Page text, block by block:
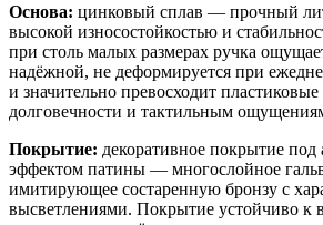
Основа: цинковый сплав — прочный
высокой износостойкостью и
при столь малых размерах ручка
надёжной, не деформируется при
и значительно превосходит
долговечности и тактильным
Покрытие: декоративное покрытие
эффектом патины — многослойное
имитирующее состаренную бронзу с
высветлениями. Покрытие устойчиво к